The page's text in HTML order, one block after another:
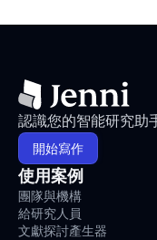
認識您的智能研究助
開始寫作
使用案例
團隊與機構
給研究人員
文獻探討產生器